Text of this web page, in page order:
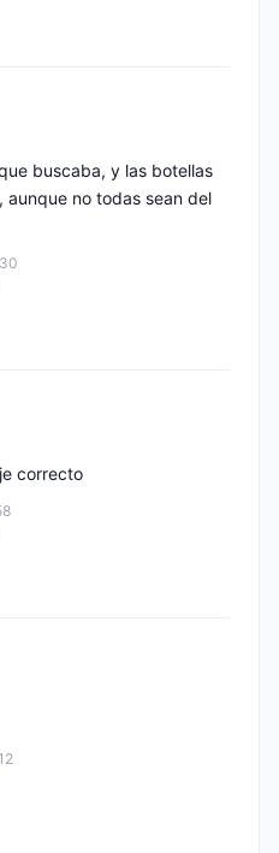
buscaba, y las botellas
aunque no todas sean del
correcto